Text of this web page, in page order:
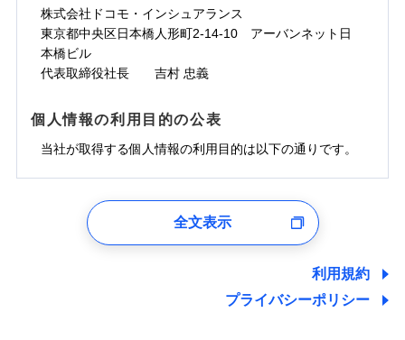
株式会社ドコモ・インシュアランス
東京都中央区日本橋人形町2-14-10 アーバンネット日
本橋ビル
代表取締役社長 吉村 忠義
個人情報の利用目的の公表
当社が取得する個人情報の利用目的は以下の通りです。
ユーザー登録受付および、管理のため
しくは委託を受けている保険会社・提携会社の保険その他に
た維持管理等の委託業務遂行のため、またそれらに付帯、関
全文表示
利用規約
プライバシーポリシー